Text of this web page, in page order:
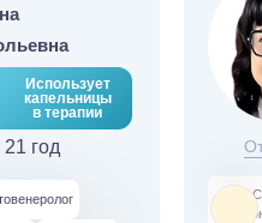
Использует
капельницы
в терапии
год